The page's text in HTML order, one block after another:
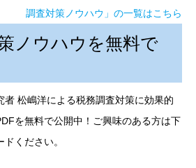
調査対策ノウハウ」の一覧はこちら
ノウハウを無料で
者 松嶋洋による税務調査対策に効果的
を無料で公開中！ご興味のある方は下
ください。